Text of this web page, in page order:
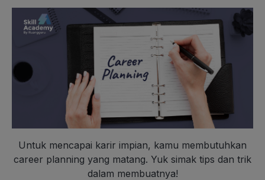
Untuk mencapai karir impian, kamu membutuhkan
career planning yang matang. Yuk simak tips dan trik
dalam membuatnya!